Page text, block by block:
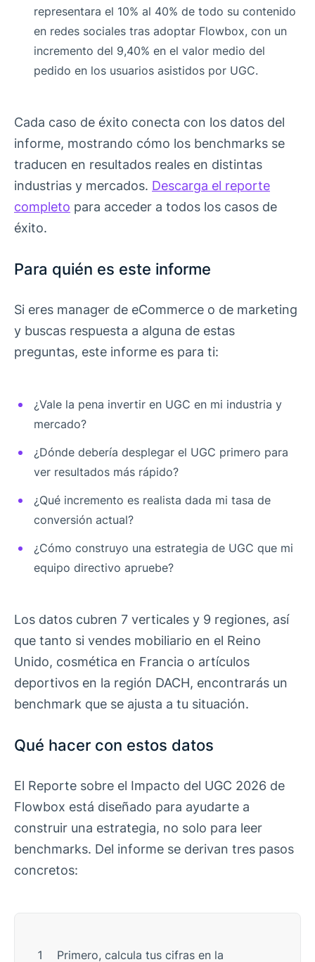
representara el 10% al 40% de todo su contenido
en redes sociales tras adoptar Flowbox, con un
incremento del 9,40% en el valor medio del
pedido en los usuarios asistidos por UGC.
Cada caso de éxito conecta con los datos del
informe, mostrando cómo los benchmarks se
traducen en resultados reales en distintas
industrias y mercados. Descarga el reporte
completo para acceder a todos los casos de
éxito.
Para quién es este informe
Si eres manager de eCommerce o de marketing
y buscas respuesta a alguna de estas
preguntas, este informe es para ti:
¿Vale la pena invertir en UGC en mi industria y
mercado?
¿Dónde debería desplegar el UGC primero para
ver resultados más rápido?
¿Qué incremento es realista dada mi tasa de
conversión actual?
¿Cómo construyo una estrategia de UGC que mi
equipo directivo apruebe?
Los datos cubren 7 verticales y 9 regiones, así
que tanto si vendes mobiliario en el Reino
Unido, cosmética en Francia o artículos
deportivos en la región DACH, encontrarás un
benchmark que se ajusta a tu situación.
Qué hacer con estos datos
El Reporte sobre el Impacto del UGC 2026 de
Flowbox está diseñado para ayudarte a
construir una estrategia, no solo para leer
benchmarks. Del informe se derivan tres pasos
concretos:
Primero, calcula tus cifras en la